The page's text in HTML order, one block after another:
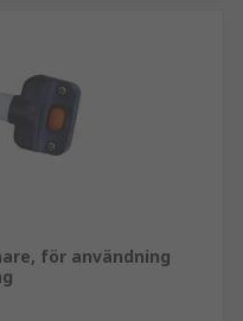
för användning